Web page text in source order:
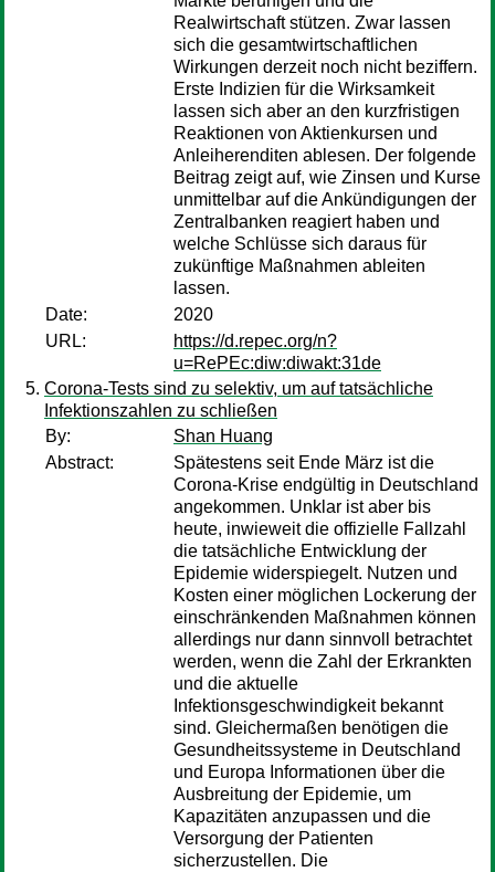
Realwirtschaft stützen. Zwar lassen
sich die gesamtwirtschaftlichen
Wirkungen derzeit noch nicht beziffern.
Erste Indizien für die Wirksamkeit
lassen sich aber an den kurzfristigen
Reaktionen von Aktienkursen und
Anleiherenditen ablesen. Der folgende
Beitrag zeigt auf, wie Zinsen und Kurse
unmittelbar auf die Ankündigungen der
Zentralbanken reagiert haben und
welche Schlüsse sich daraus für
zukünftige Maßnahmen ableiten
lassen.
Date:
2020
URL:
https://d.repec.org/n?
u=RePEc:diw:diwakt:31de
Corona-Tests sind zu selektiv, um auf tatsächliche
Infektionszahlen zu schließen
By:
Shan Huang
Abstract:
Spätestens seit Ende März ist die
Corona-Krise endgültig in Deutschland
angekommen. Unklar ist aber bis
heute, inwieweit die offizielle Fallzahl
die tatsächliche Entwicklung der
Epidemie widerspiegelt. Nutzen und
Kosten einer möglichen Lockerung der
einschränkenden Maßnahmen können
allerdings nur dann sinnvoll betrachtet
werden, wenn die Zahl der Erkrankten
und die aktuelle
Infektionsgeschwindigkeit bekannt
sind. Gleichermaßen benötigen die
Gesundheitssysteme in Deutschland
und Europa Informationen über die
Ausbreitung der Epidemie, um
Kapazitäten anzupassen und die
Versorgung der Patienten
sicherzustellen. Die